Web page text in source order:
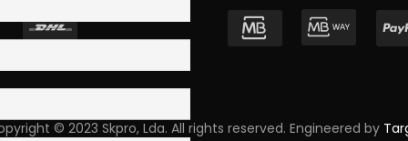
© 2023 Skpro, Lda. All rights reserved. Engineered by